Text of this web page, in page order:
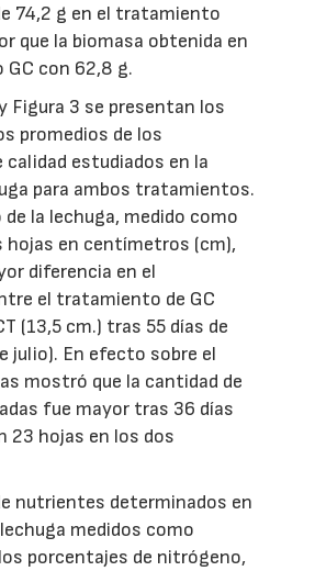
74,2 g en el tratamiento
que la biomasa obtenida en
con 62,8 g.
Figura 3 se presentan los
promedios de los
calidad estudiados en la
para ambos tratamientos.
la lechuga, medido como
hojas en centímetros (cm),
diferencia en el
el tratamiento de GC
(13,5 cm.) tras 55 días de
julio). En efecto sobre el
mostró que la cantidad de
fue mayor tras 36 días
23 hojas en los dos
nutrientes determinados en
medidos como
porcentajes de nitrógeno,